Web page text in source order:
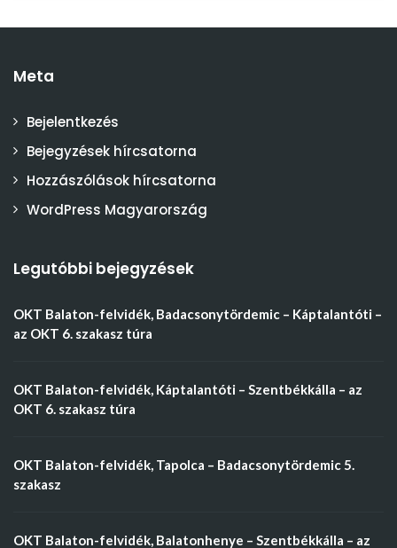
Meta
Bejelentkezés
Bejegyzések hírcsatorna
Hozzászólások hírcsatorna
WordPress Magyarország
Legutóbbi bejegyzések
OKT Balaton-felvidék, Badacsonytördemic – Káptalantóti –
az OKT 6. szakasz túra
OKT Balaton-felvidék, Káptalantóti – Szentbékkálla – az
OKT 6. szakasz túra
OKT Balaton-felvidék, Tapolca – Badacsonytördemic 5.
szakasz
OKT Balaton-felvidék, Balatonhenye – Szentbékkálla – az